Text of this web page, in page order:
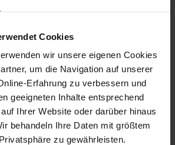
Cookies
wir unsere eigenen Cookies
um die Navigation auf unserer
Erfahrung zu verbessern und
geeigneten Inhalte entsprechend
Ihrer Website oder darüber hinaus
behandeln Ihre Daten mit größtem
zu gewährleisten.
Hochzeit